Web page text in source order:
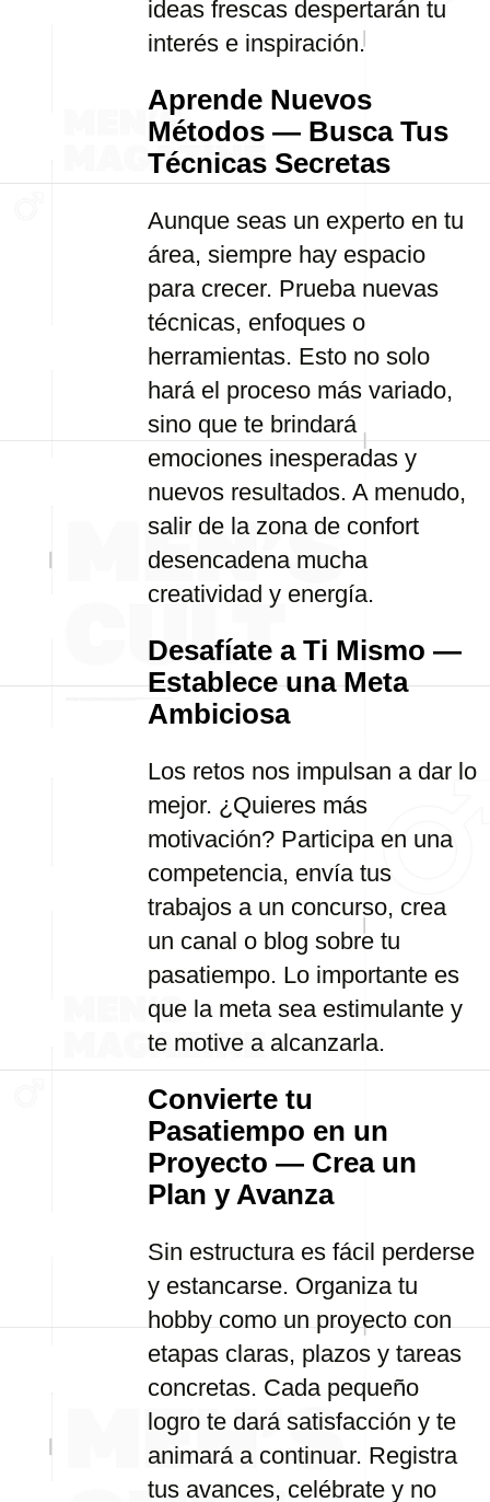
ideas frescas despertarán tu
interés e inspiración.
Aprende Nuevos
Métodos — Busca Tus
Técnicas Secretas
Aunque seas un experto en tu
área, siempre hay espacio
para crecer. Prueba nuevas
técnicas, enfoques o
herramientas. Esto no solo
hará el proceso más variado,
sino que te brindará
emociones inesperadas y
nuevos resultados. A menudo,
salir de la zona de confort
desencadena mucha
creatividad y energía.
Desafíate a Ti Mismo —
Establece una Meta
Ambiciosa
Los retos nos impulsan a dar lo
mejor. ¿Quieres más
motivación? Participa en una
competencia, envía tus
trabajos a un concurso, crea
un canal o blog sobre tu
pasatiempo. Lo importante es
que la meta sea estimulante y
te motive a alcanzarla.
Convierte tu
Pasatiempo en un
Proyecto — Crea un
Plan y Avanza
Sin estructura es fácil perderse
y estancarse. Organiza tu
hobby como un proyecto con
etapas claras, plazos y tareas
concretas. Cada pequeño
logro te dará satisfacción y te
animará a continuar. Registra
tus avances, celébrate y no